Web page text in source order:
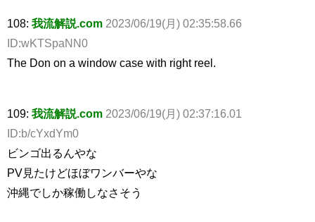
108: 我流解説.com 2023/06/19(月) 02:35:58.66
ID:wKTSpaNN0
The Don on a window case with right reel.
109: 我流解説.com 2023/06/19(月) 02:37:16.01
ID:b/cYxdYm0
ビンゴ出るんやな
PV見たけどほぼワンバーやな
沖縄でしか稼働しなさそう